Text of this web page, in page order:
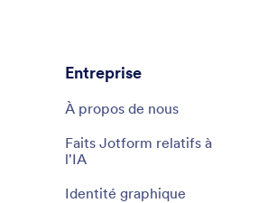
Entreprise
À propos de nous
Faits Jotform relatifs à
l'IA
Identité graphique